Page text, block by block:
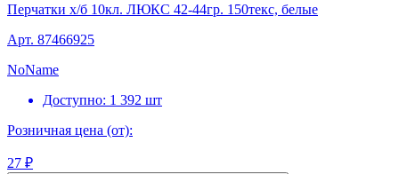
Перчатки х/б 10кл. ЛЮКС 42-44гр. 150текс, белые
Арт. 87466925
NoName
Доступно: 1 392 шт
Розничная цена (от):
27 ₽